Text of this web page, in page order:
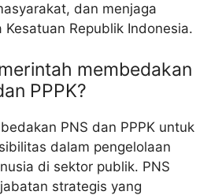
dan menjaga
Kesatuan Republik Indonesia.
membedakan
PPPK?
PNS dan PPPK untuk
dalam pengelolaan
di sektor publik. PNS
strategis yang